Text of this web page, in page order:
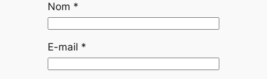
Nom *
E-mail *